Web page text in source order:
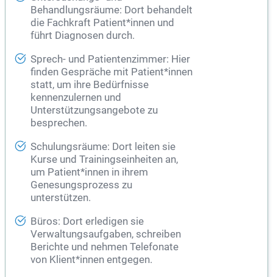
Behandlungsräume: Dort behandelt
die Fachkraft Patient*innen und
führt Diagnosen durch.
Sprech- und Patientenzimmer: Hier
finden Gespräche mit Patient*innen
statt, um ihre Bedürfnisse
kennenzulernen und
Unterstützungsangebote zu
besprechen.
Schulungsräume: Dort leiten sie
Kurse und Trainingseinheiten an,
um Patient*innen in ihrem
Genesungsprozess zu
unterstützen.
Büros: Dort erledigen sie
Verwaltungsaufgaben, schreiben
Berichte und nehmen Telefonate
von Klient*innen entgegen.